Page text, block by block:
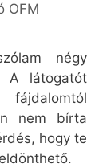
OFM
négy
A látogatót
nem bírta
hogy te